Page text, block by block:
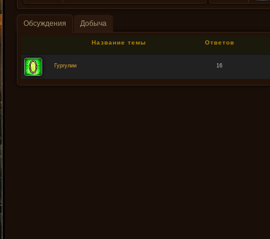
Обсуждения Добыча
Название темы Ответов
Гургулии 16